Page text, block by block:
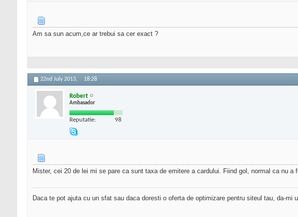
Am sa sun acum,ce ar trebui sa cer exact ?
22nd July 2013, 18:28
Robert
Ambasador
Reputatie: 98
Mister, cei 20 de lei mi se pare ca sunt taxa de emitere a cardului. Fiind gol, normal ca nu
Daca te pot ajuta cu un sfat sau daca doresti o oferta de optimizare pentru siteul tau, da-mi